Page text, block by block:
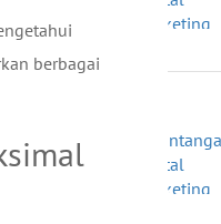
berbagai